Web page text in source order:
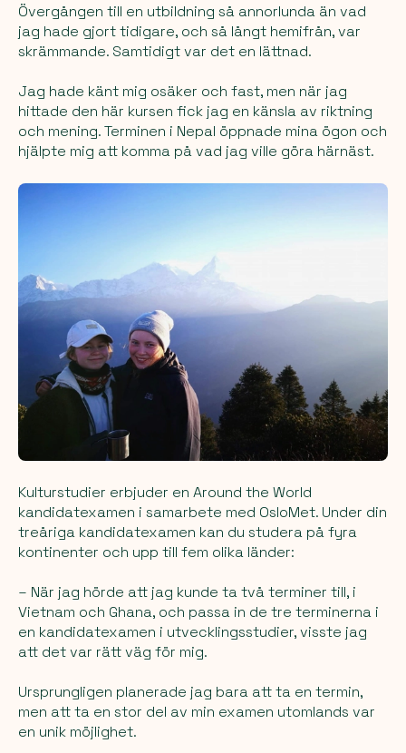
Övergången till en utbildning så annorlunda än vad
jag hade gjort tidigare, och så långt hemifrån, var
skrämmande. Samtidigt var det en lättnad.
Jag hade känt mig osäker och fast, men när jag
hittade den här kursen fick jag en känsla av riktning
och mening. Terminen i Nepal öppnade mina ögon och
hjälpte mig att komma på vad jag ville göra härnäst.
Kulturstudier erbjuder en Around the World
kandidatexamen i samarbete med OsloMet. Under din
treåriga kandidatexamen kan du studera på fyra
kontinenter och upp till fem olika länder:
– När jag hörde att jag kunde ta två terminer till, i
Vietnam och Ghana, och passa in de tre terminerna i
en kandidatexamen i utvecklingsstudier, visste jag
att det var rätt väg för mig.
Ursprungligen planerade jag bara att ta en termin,
men att ta en stor del av min examen utomlands var
en unik möjlighet.